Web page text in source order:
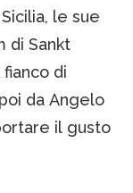
le sue
di Sankt
di
da Angelo
il gusto